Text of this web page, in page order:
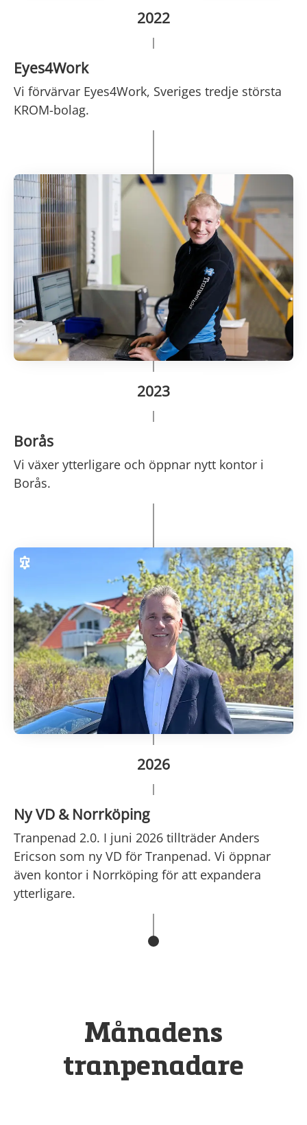
2022
Eyes4Work
Vi förvärvar Eyes4Work, Sveriges tredje största
KROM-bolag.
2023
Borås
Vi växer ytterligare och öppnar nytt kontor i
Borås.
2026
Ny VD & Norrköping
Tranpenad 2.0. I juni 2026 tillträder Anders
Ericson som ny VD för Tranpenad. Vi öppnar
även kontor i Norrköping för att expandera
ytterligare.
Månadens
tranpenadare